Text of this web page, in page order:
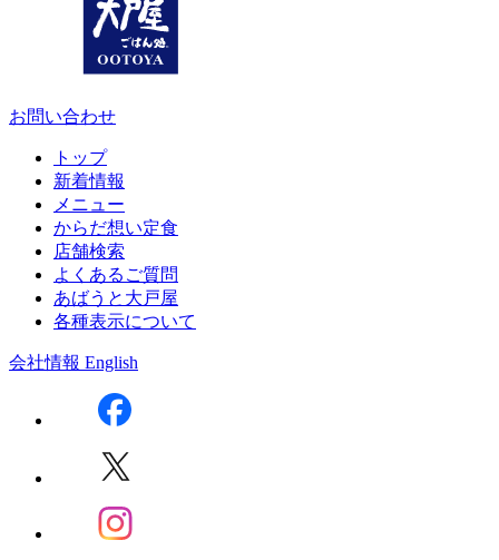
お問い合わせ
トップ
新着情報
メニュー
からだ想い定食
店舗検索
よくあるご質問
あばうと大戸屋
各種表示について
会社情報 English